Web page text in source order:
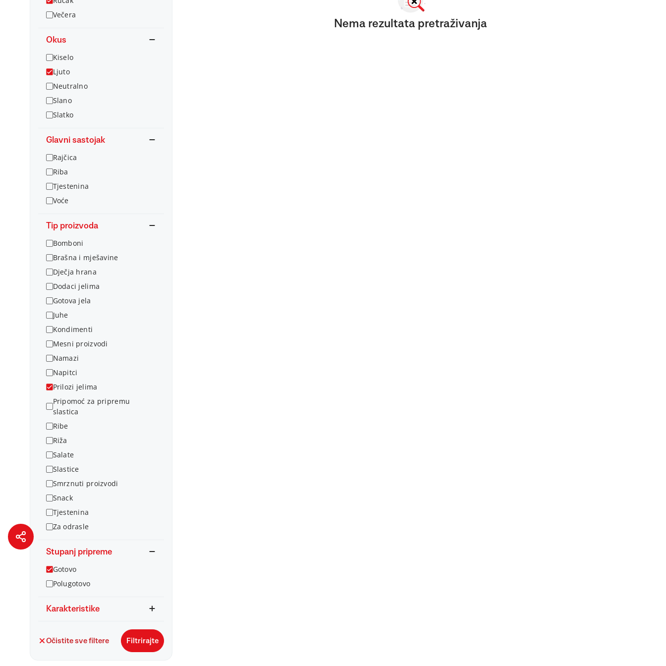
Večera
Okus
Kiselo
Ljuto
Neutralno
Slano
Slatko
Glavni sastojak
Rajčica
Riba
Tjestenina
Voće
Tip proizvoda
Bomboni
Brašna i mješavine
Dječja hrana
Dodaci jelima
Gotova jela
Juhe
Kondimenti
Mesni proizvodi
Namazi
Napitci
Prilozi jelima
Pripomoć za pripremu
slastica
Ribe
Riža
Salate
Slastice
Smrznuti proizvodi
Snack
Tjestenina
Za odrasle
Stupanj pripreme
Gotovo
Polugotovo
Karakteristike
Očistite sve filtere Filtrirajte
Nema rezultata pretraživanja